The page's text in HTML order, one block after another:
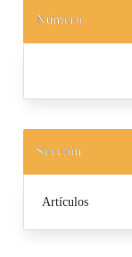
Número
Sección
Artículos